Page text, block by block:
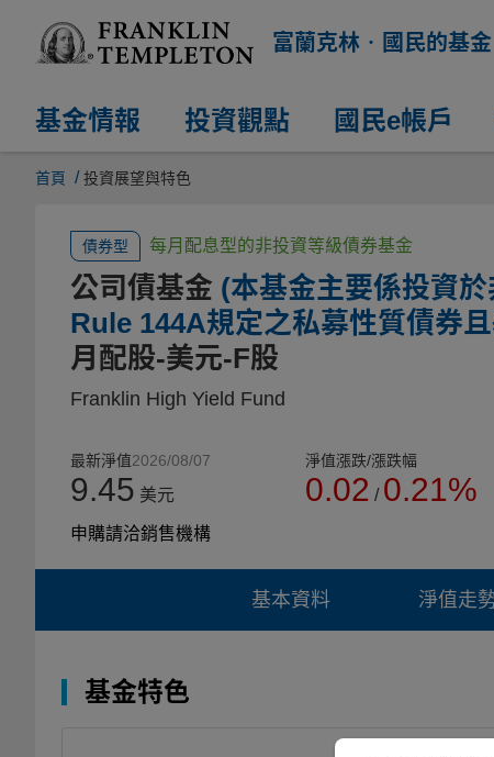
富蘭克林‧國民的基金
基金情報 投資觀點 國民e帳戶
首頁 / 投資展望與特色
債券型 每月配息型的非投資等級債券基金
公司債基金 (本基金主要係投資
Rule 144A規定之私募性質債券
月配股-美元-F股
Franklin High Yield Fund
最新淨值2026/08/07
9.45 美元
淨值漲跌/漲跌幅
0.02 / 0.21%
申購請洽銷售機構
基本資料 淨值走
基金特色